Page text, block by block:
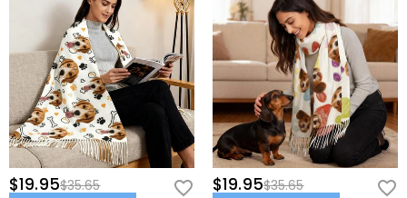
$19.95$35.65
$19.95$35.65